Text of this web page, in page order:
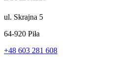
ul. Skrajna 5
64-920 Piła
+48 603 281 608